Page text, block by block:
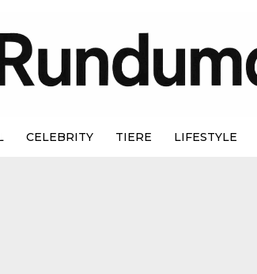
CELEBRITY TIERE LIFESTYLE